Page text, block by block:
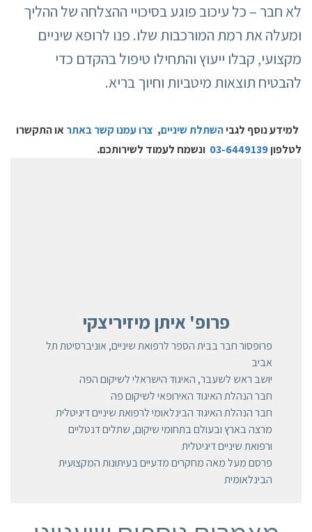
לא חבר – כל עיכוב פוגע בסיכויי ההצלחה של ההליך
ומעלה את רמת המורכבות שלו. פנו לרופא שיניים
מקצועי, קבלו ייעוץ והתחילו טיפול בהקדם כדי
להבטיח תוצאות מיטביות וחיוך בריא.
למידע נוסף לגביהשתלת שיניים, צרו עמנו קשר באתראו התקשרו
לטלפון03-6449139 ונשמח לעמוד לשירותכם.
פרופ' איתן מיזיריצקי
פרופסור חבר בבית הספר לרפואת שיניים, אוניברסיטת תל
אביב
יושב ראש לשעבר, האיגוד הישראלי לשיקום הפה
חבר הנהלת האיגוד האירופאי לשיקום פה
חבר הנהלת האיגוד הבינלאומי לרפואת שיניים דיגיטלית
מרצה בארץ ובעולם בתחומי שיקום, שתלים דנטליים
ורפואת שיניים דיגיטלית
פרסם מעל מאה מחקרים מדעיים בעיתונות המקצועית
הבינלאומית